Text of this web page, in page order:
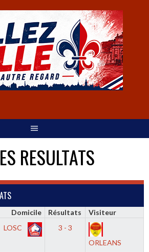
RESULTATS
Domicile Résultats
Visiteur
LOSC
3 - 3
ORLEANS